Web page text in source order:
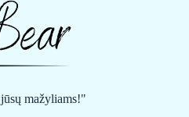
mažyliams!"